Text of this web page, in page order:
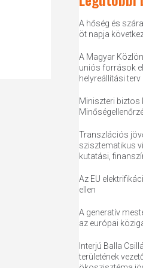
A hőség és
öt napja
A Magyar
uniós források
helyreállítási terv
Miniszteri biztos
Transzlációs
szisztematikus
kutatási,
Az EU
ellen
A generatív
az európai
Interjú Balla
területének